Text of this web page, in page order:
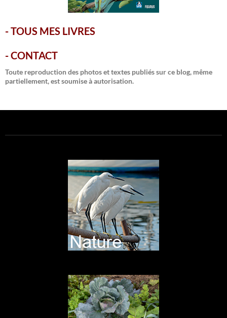
-TOUS MES LIVRES
-CONTACT
Toute reproduction des photos et textes publiés sur ce blog, même
partiellement, est soumise à autorisation.